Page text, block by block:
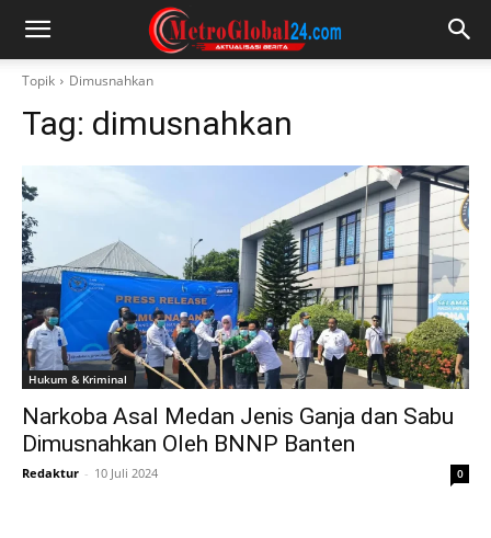
Topik Dimusnahkan
Tag: dimusnahkan
Hukum & Kriminal
Narkoba Asal Medan Jenis Ganja dan Sabu
Dimusnahkan Oleh BNNP Banten
Redaktur - 10 Juli 2024 0